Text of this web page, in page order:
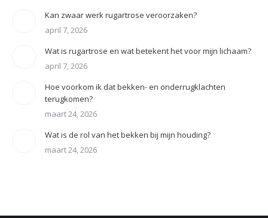
Kan zwaar werk rugartrose veroorzaken?
april 7, 2026
Wat is rugartrose en wat betekent het voor mijn lichaam?
april 7, 2026
Hoe voorkom ik dat bekken- en onderrugklachten
terugkomen?
maart 24, 2026
Wat is de rol van het bekken bij mijn houding?
maart 24, 2026